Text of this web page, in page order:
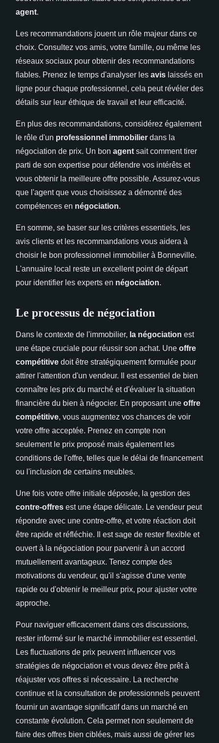
agent.
Les recommandations jouent un rôle majeur dans ce
choix. Consultez vos amis, votre famille, ou même les
réseaux sociaux pour obtenir des recommandations
fiables. Prenez le temps d'analyser les avis laissés en
ligne pour chaque professionnel, cela peut révéler des
détails sur leur éthique de travail et leur efficacité.
En plus des recommandations, considérez également
le rôle d'un professionnel immobilier dans la
négociation de prix. Un bon agent sait comment tirer
parti de son expertise pour défendre vos intérêts et
vous obtenir la meilleure offre possible. Assurez-vous
que l'agent que vous choisissez a démontré des
compétences en négociation.
En somme, se baser sur les critères essentiels, les
avis clients et les recommandations vous aidera à
choisir le bon professionnel immobilier à Bonneville.
L'annuaire local reste un excellent point de départ
pour identifier les experts en négociation.
Le processus de négociation
Dans le contexte de l'immobilier, la négociation est
une étape cruciale pour réussir son achat. Une offre
compétitive doit être stratégiquement formulée pour
attirer l'attention d'un vendeur. Il est essentiel de bien
connaître les prix du marché et d'évaluer la situation
financière du bien à négocier. En proposant une offre
compétitive, vous augmentez vos chances de voir
votre offre acceptée. Prenez en compte non
seulement le prix proposé mais également les
conditions de l'offre, telles que le délai de financement
ou l'inclusion de certains meubles.
Une fois votre offre initiale déposée, la gestion des
contre-offres est une étape délicate. Le vendeur peut
répondre avec une contre-offre, et votre réaction doit
être rapide et réfléchie. Il est sage de rester flexible et
ouvert à la négociation pour parvenir à un accord
mutuellement avantageux. Tenez compte des
motivations du vendeur, qu'il s'agisse d'une vente
rapide ou d'obtenir le meilleur prix, pour ajuster votre
approche.
Pour naviguer efficacement dans ces discussions,
rester informé sur le marché immobilier est essentiel.
Les fluctuations de prix peuvent influencer vos
stratégies de négociation et vous devez être prêt à
réajuster vos offres si nécessaire. La recherche
continue et la consultation de professionnels peuvent
fournir un avantage significatif dans un marché en
constante évolution. Cela permet non seulement de
faire des offres bien ciblées, mais aussi de gérer les